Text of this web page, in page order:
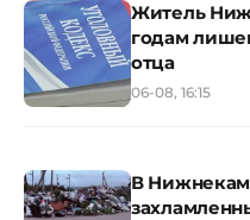
Житель
годам
отца
06-08, 16:15
В